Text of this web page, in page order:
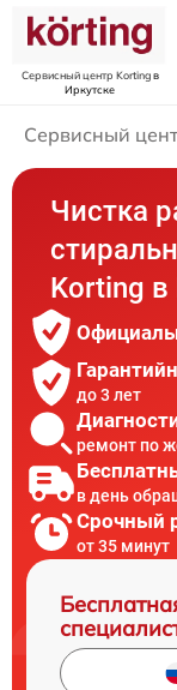
Сервисный центр Kortingв
Иркутске
Сервисный
Чистка
Korting в
до 3 лет
ремонт по
в день
Срочный
от 35 минут